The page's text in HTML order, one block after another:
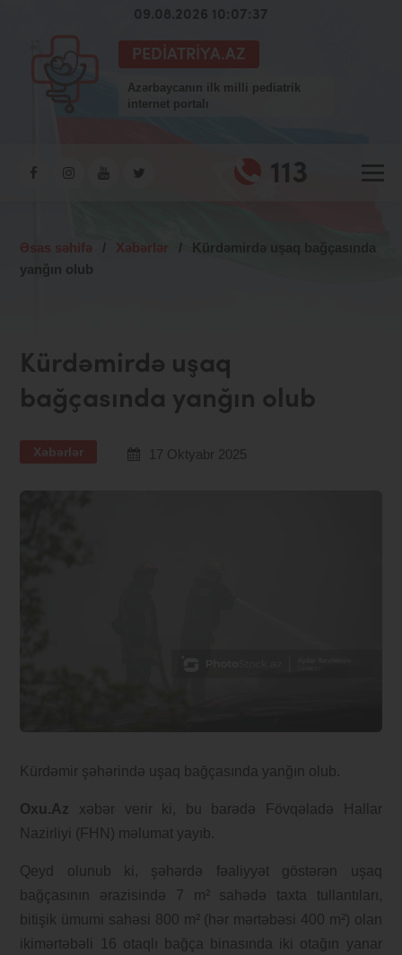
09.08.2026 10:07:37
PEDIATRIYA.AZ
Azərbaycanın ilk milli pediatrik
internet portalı
113
Əsas səhifə / Xəbərlər /
Kürdəmirdə uşaq bağçasında
yanğın olub
Kürdəmirdə uşaq
bağçasında yanğın olub
Xəbərlər 17 Oktyabr 2025
Kürdəmir şəhərində uşaq bağçasında yanğın olub.
Oxu.Az xəbər verir ki, bu barədə Fövqəladə Hallar
Nazirliyi (FHN) məlumat yayıb.
Qeyd olunub ki, şəhərdə fəaliyyət göstərən uşaq
bağçasının ərazisində 7 m² sahədə taxta tullantıları,
bitişik ümumi sahəsi 800 m² (hər mərtəbəsi 400 m²) olan
ikimərtəbəli 16 otaqlı bağça binasında iki otağın yanar